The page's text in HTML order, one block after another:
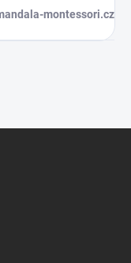
montessori.cz